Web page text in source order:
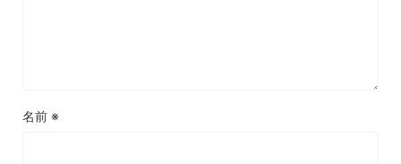
名前 ※